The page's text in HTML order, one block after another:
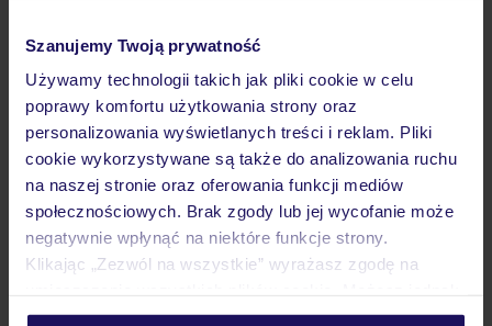
Szanujemy Twoją prywatność
Używamy technologii takich jak pliki cookie w celu
poprawy komfortu użytkowania strony oraz
personalizowania wyświetlanych treści i reklam. Pliki
cookie wykorzystywane są także do analizowania ruchu
na naszej stronie oraz oferowania funkcji mediów
społecznościowych. Brak zgody lub jej wycofanie może
negatywnie wpłynąć na niektóre funkcje strony.
Klikając „Zezwól na wszystkie” wyrażasz zgodę na
personalizować swój wybór wchodząc w zakładkę
Opinie
Pokoje
Wyżywienie